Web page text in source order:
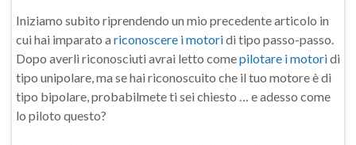
Iniziamo subito riprendendo un mio precedente articolo in
cui hai imparato a riconoscere i motoridi tipo passo-passo.
Dopo averli riconosciuti avrai letto comepilotare i motoridi
tipo unipolare, ma se hai riconoscuito che il tuo motore è di
tipo bipolare, probabilmete ti sei chiesto … e adesso come
lo piloto questo?